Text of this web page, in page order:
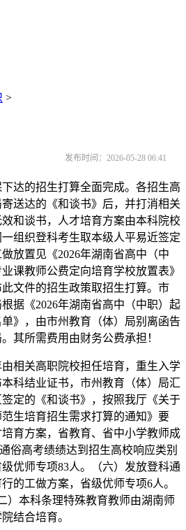
>
发布时间：2026-05-28 06:41
的招生打算全面完成。各招生高
送达的《和谈书》后，并打消相关
和谈书，人才培育方案由本科院校
组织登科考生取本级人平易近签定
放置见《2026年湖南省高中（中
课教师公费定向培育学校放置表》
此文件的招生政策取招生打算。市
据《2026年湖南省高中（中职）起
》，由市州教育（体）局别离函告
其所需费用由财务公费承担！
关高职院校担任培育，重生入学
科结业证书，市州教育（体）局汇
定的《和谈书》，按照我厅《关于
生培育招生需求打算的通知》要
育方案，省教育、省中小学教师成
俗高考绩绩达到招生高校响应类别
优师专项83人。（六）发放登科通
的工做方案，省级优师专项6人。
）本科条理特殊教育教师由湖南师
结合培育。